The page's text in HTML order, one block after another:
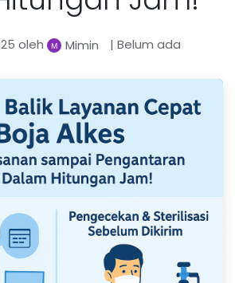
oleh Mimin
| Belum ada